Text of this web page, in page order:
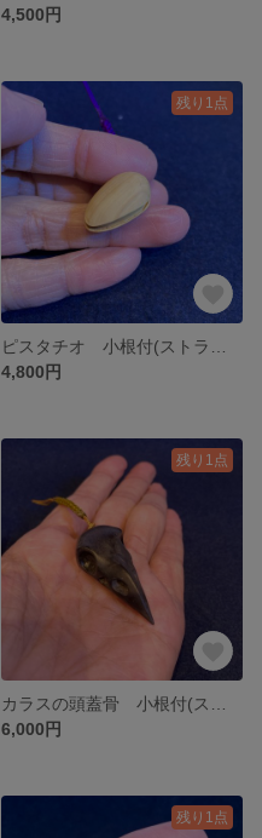
4,500円
残り1点
4,800円
残り1点
6,000円
残り1点